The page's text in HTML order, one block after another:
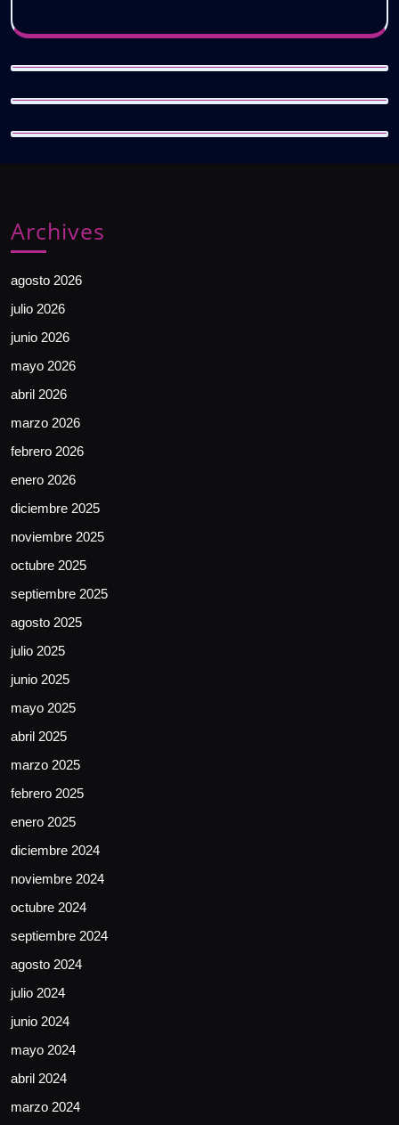
Archives
agosto 2026
julio 2026
junio 2026
mayo 2026
abril 2026
marzo 2026
febrero 2026
enero 2026
diciembre 2025
noviembre 2025
octubre 2025
septiembre 2025
agosto 2025
julio 2025
junio 2025
mayo 2025
abril 2025
marzo 2025
febrero 2025
enero 2025
diciembre 2024
noviembre 2024
octubre 2024
septiembre 2024
agosto 2024
julio 2024
junio 2024
mayo 2024
abril 2024
marzo 2024